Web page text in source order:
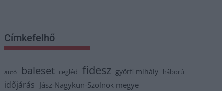
Címkefelhő
autó baleset cegléd fidesz györfi mihály háború
időjárás Jász-Nagykun-Szolnok megye